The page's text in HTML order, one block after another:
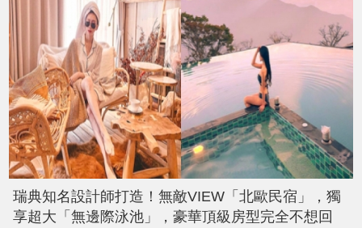
瑞典知名設計師打造！無敵VIEW「北歐民宿」，獨
享超大「無邊際泳池」，豪華頂級房型完全不想回